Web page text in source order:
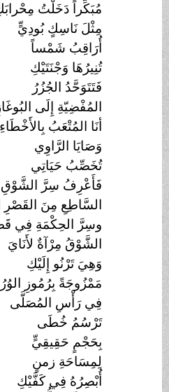
مُبَكِّراً دَخَلْتُ مِحْرابَكِ
مِثْلَ نَاسِكٍ بُودِيٍّ
أُرَاقِبُ شَمْساً
تُنِيرُهَا وَجْنَتَيْكِ
فَتَتَوَحَّدُ الجُزُرُ
المُفْضِيّةِ إِلَى البُوغَازِ
أنَا المُتْعَبُ بِالأَخْطَاءِ
وَصَايَا الرَّاوِي
تُخَصِّبُ حَيَاتِي
فَأَعْرِفُ سِرَّ الشَّوْقِ
السَّاطِعِ مِنَ القَصْرِ
وسِرَّ الحِكْمَةِ فِي
الشَّوْقُ مِرْآةٌ لأَنَايَ
وَهِيَ تَرْنُو إِلَيْكِ
مَمْزُوجَةً بِرُمُوزِ الوُرُودِ
فِي رَأْسِ المُصَلَّى
تَرْسُمُ خُطَى
بِحَجْمٍ حَقِيقِيٍّ
لِمِسَاحَةِ زمنٍ
أُبْصِرُهُ فِي كَفَّيْكِ